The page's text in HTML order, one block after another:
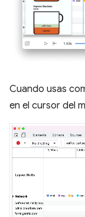
Cuando usas
en el cursor del